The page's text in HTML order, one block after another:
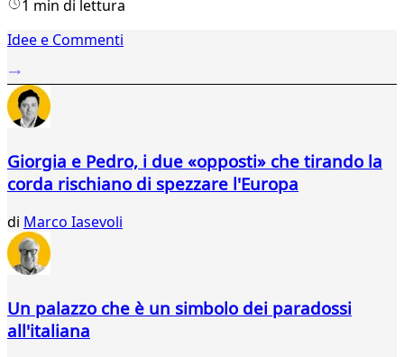
1 min di lettura
Idee e Commenti
Giorgia e Pedro, i due «opposti» che tirando la
corda rischiano di spezzare l'Europa
di Marco Iasevoli
Un palazzo che è un simbolo dei paradossi
all'italiana